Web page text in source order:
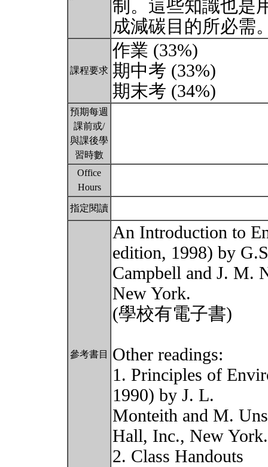
制。這些知識也是
成減碳目的所必需
課程要求
作業 (33%)
期中考 (33%)
期末考 (34%)
預期每週
課前或/
與課後學
習時數
Office
Hours
指定閱讀
參考書目
An Introduction to
edition, 1998) by
Campbell and J. M.
New York.
(學校有電子書)
Other readings:
1. Principles of
1990) by J. L.
Monteith and M.
Hall, Inc., New York.
2. Class Handouts